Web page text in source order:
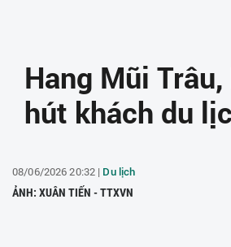
Hang Mũi
hút khách du
08/06/2026 20:32 | Du lịch
ẢNH: XUÂN TIẾN - TTXVN